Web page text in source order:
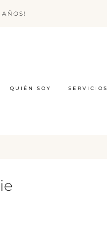
AÑOS!
QUIÉN SOY SERVICIOS